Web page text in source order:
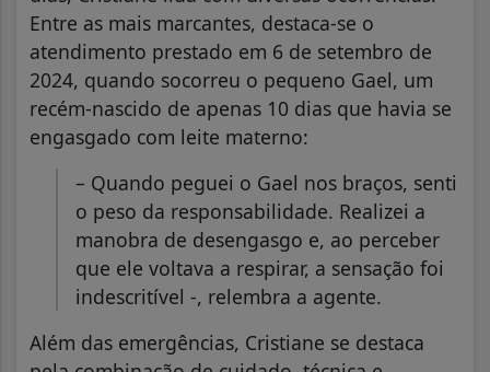
Entre as mais marcantes, destaca-se o
atendimento prestado em 6 de setembro de
2024, quando socorreu o pequeno Gael, um
recém-nascido de apenas 10 dias que havia se
engasgado com leite materno:
– Quando peguei o Gael nos braços, senti
o peso da responsabilidade. Realizei a
manobra de desengasgo e, ao perceber
que ele voltava a respirar, a sensação foi
indescritível -, relembra a agente.
Além das emergências, Cristiane se destaca